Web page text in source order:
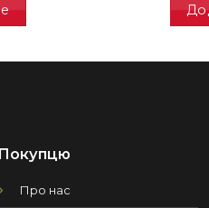
Покупцю
Про нас